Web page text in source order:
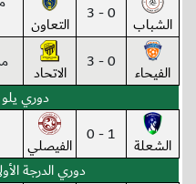
الشباب 0 - 3 التعاون
الفيحاء 0 - 3 الاتحاد
دوري يلو
الشعلة 1 - 0 الفيصلي
دوري الدرجة